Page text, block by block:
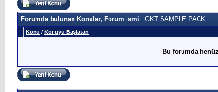
Forumda bulunan Konular, Forum ismi : GKT SAMPLE PACK
Konu / Konuyu Başlatan
Bu forumda